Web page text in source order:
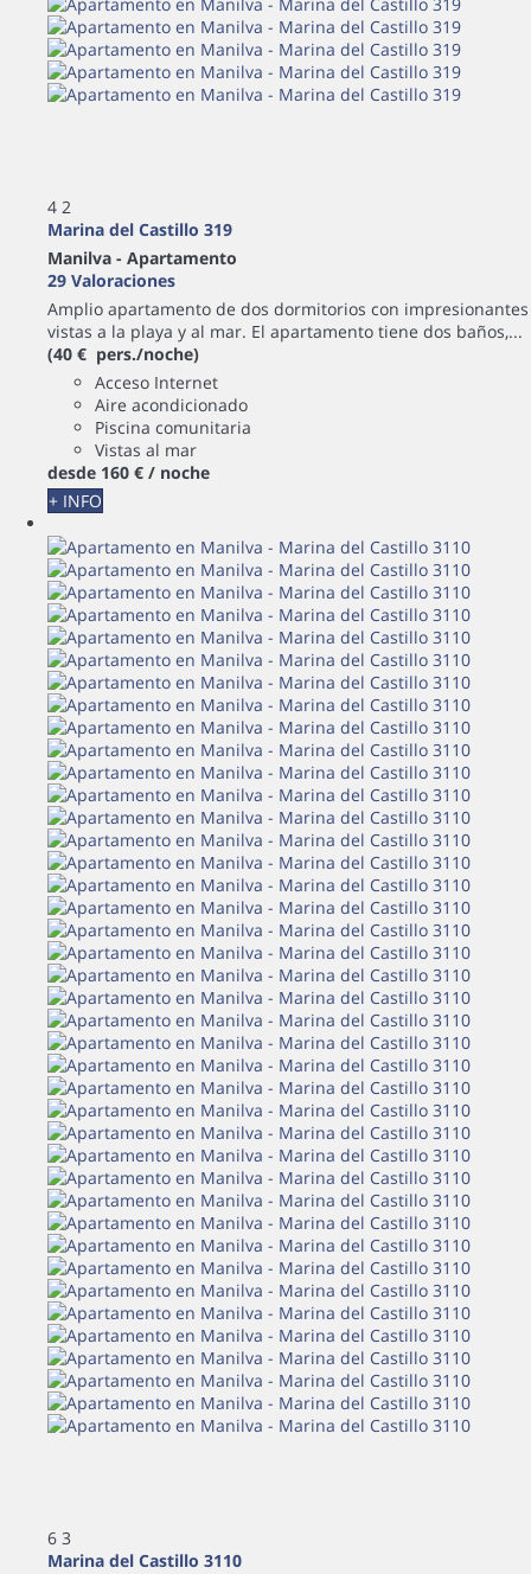
4 2
Marina del Castillo 319
Manilva - Apartamento
29 Valoraciones
Amplio apartamento de dos dormitorios con impresionantes
vistas a la playa y al mar. El apartamento tiene dos baños,...
(40 € pers./noche)
Acceso Internet
Aire acondicionado
Piscina comunitaria
Vistas al mar
desde 160 € / noche
+ INFO
6 3
Marina del Castillo 3110